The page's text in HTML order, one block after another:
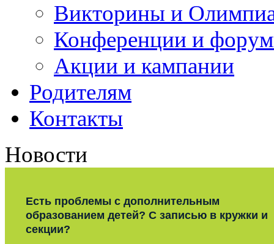
Викторины и
Конференции и
Акции и кампании
Родителям
Контакты
Новости
Есть проблемы с дополнительным
образованием детей? С записью в кружки и
секции?